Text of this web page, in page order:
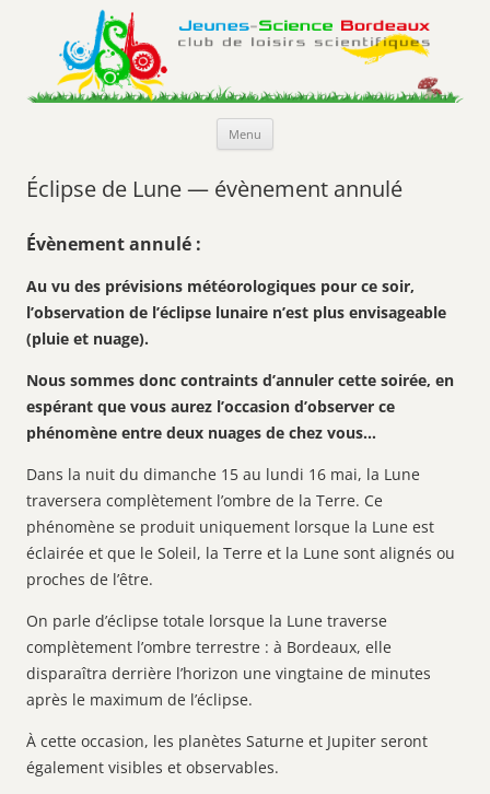
Jeunes-Science Bordeaux
Club de loisirs scientifiques
Menu
Éclipse de Lune — évènement annulé
Évènement annulé :
Au vu des prévisions météorologiques pour ce soir,
l’observation de l’éclipse lunaire n’est plus envisageable
(pluie et nuage).
Nous sommes donc contraints d’annuler cette soirée, en
espérant que vous aurez l’occasion d’observer ce
phénomène entre deux nuages de chez vous…
Dans la nuit du dimanche 15 au lundi 16 mai, la Lune
traversera complètement l’ombre de la Terre. Ce
phénomène se produit uniquement lorsque la Lune est
éclairée et que le Soleil, la Terre et la Lune sont alignés ou
proches de l’être.
On parle d’éclipse totale lorsque la Lune traverse
complètement l’ombre terrestre : à Bordeaux, elle
disparaîtra derrière l’horizon une vingtaine de minutes
après le maximum de l’éclipse.
À cette occasion, les planètes Saturne et Jupiter seront
également visibles et observables.